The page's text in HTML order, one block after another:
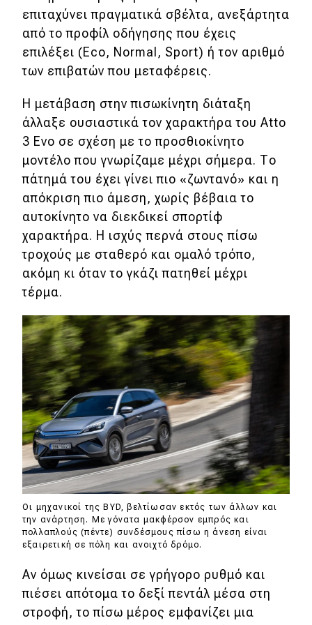
επιταχύνει πραγματικά σβέλτα, ανεξάρτητα
από το προφίλ οδήγησης που έχεις
επιλέξει (Eco, Normal, Sport) ή τον αριθμό
των επιβατών που μεταφέρεις.
Η μετάβαση στην πισωκίνητη διάταξη
άλλαξε ουσιαστικά τον χαρακτήρα του Atto
3 Evo σε σχέση με το προσθιοκίνητο
μοντέλο που γνωρίζαμε μέχρι σήμερα. Το
πάτημά του έχει γίνει πιο «ζωντανό» και η
απόκριση πιο άμεση, χωρίς βέβαια το
αυτοκίνητο να διεκδικεί σπορτίφ
χαρακτήρα. Η ισχύς περνά στους πίσω
τροχούς με σταθερό και ομαλό τρόπο,
ακόμη κι όταν το γκάζι πατηθεί μέχρι
τέρμα.
Οι μηχανικοί της BYD, βελτίωσαν εκτός των άλλων και
την ανάρτηση. Με γόνατα μακφέρσον εμπρός και
πολλαπλούς (πέντε) συνδέσμους πίσω η άνεση είναι
εξαιρετική σε πόλη και ανοιχτό δρόμο.
Αν όμως κινείσαι σε γρήγορο ρυθμό και
πιέσει απότομα το δεξί πεντάλ μέσα στη
στροφή, το πίσω μέρος εμφανίζει μια